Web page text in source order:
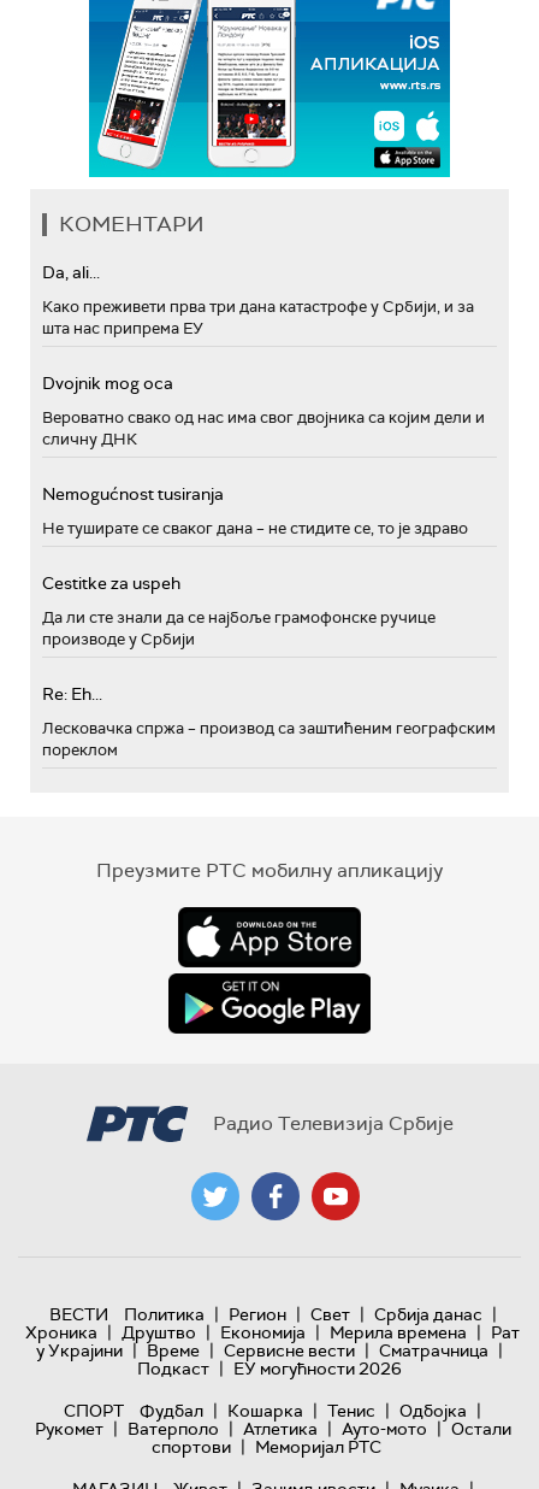
КОМЕНТАРИ
Da, ali...
Како преживети прва три дана катастрофе у Србији, и за
шта нас припрема ЕУ
Dvojnik mog oca
Вероватно свако од нас има свог двојника са којим дели и
сличну ДНК
Nemogućnost tusiranja
Не туширате се сваког дана – не стидите се, то је здраво
Cestitke za uspeh
Да ли сте знали да се најбоље грамофонске ручице
производе у Србији
Re: Eh...
Лесковачка спржа – производ са заштићеним географским
пореклом
Преузмите РТС мобилну апликацију
Радио Телевизија Србије
ВЕСТИ Политика | Регион | Свет | Србија данас |
Хроника | Друштво | Економија | Мерила времена | Рат
у Украјини | Време | Сервисне вести | Сматрачница |
Подкаст | ЕУ могућности 2026
СПОРТ
Фудбал | Кошарка | Тенис | Одбојка |
Рукомет | Ватерполо | Атлетика | Ауто-мото | Остали
спортови | Меморијал РТС